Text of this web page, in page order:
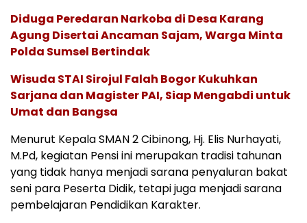
Diduga Peredaran Narkoba di Desa Karang
Agung Disertai Ancaman Sajam, Warga Minta
Polda Sumsel Bertindak
Wisuda STAI Sirojul Falah Bogor Kukuhkan
Sarjana dan Magister PAI, Siap Mengabdi untuk
Umat dan Bangsa
Menurut Kepala SMAN 2 Cibinong, Hj. Elis Nurhayati,
M.Pd, kegiatan Pensi ini merupakan tradisi tahunan
yang tidak hanya menjadi sarana penyaluran bakat
seni para Peserta Didik, tetapi juga menjadi sarana
pembelajaran Pendidikan Karakter.